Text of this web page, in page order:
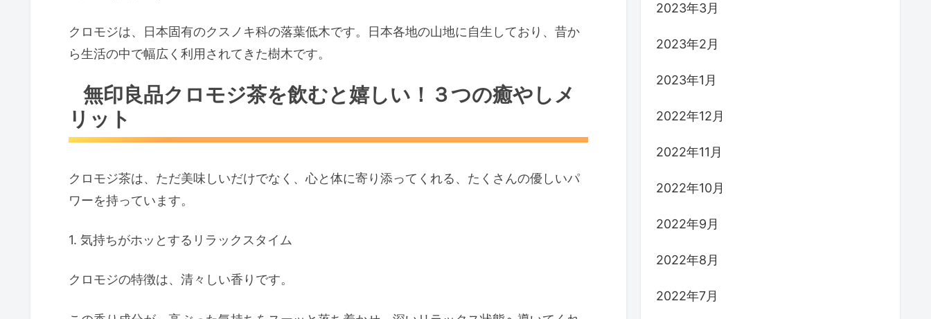
クロモジは、日本固有のクスノキ科の落葉低木です。 日本各地の山地に自生しており、 昔か
ら生活の中で幅広く利用されてきた樹木です。
無印良品クロモジ茶を飲むと嬉しい！３つの癒やしメ
リット
クロモジ茶は、ただ美味しいだけでなく、心と体に寄り添ってくれる、 たくさんの優しいパ
ワーを持っています。
1. 気持ちがホッとするリラックスタイム
クロモジの特徴は、清々しい香りです。
2023年3月
2023年2月
2023年1月
2022年12月
2022年11月
2022年10月
2022年9月
2022年8月
2022年7月